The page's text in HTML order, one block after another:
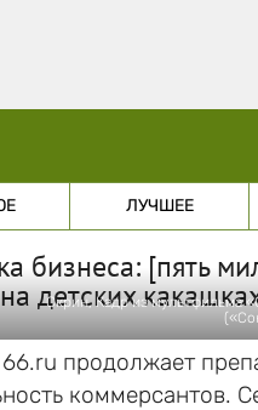
ЛУЧШЕЕ
бизнеса: [пять
детских
Скрин, Кадр из мультфильма
продолжает
коммерсантов.